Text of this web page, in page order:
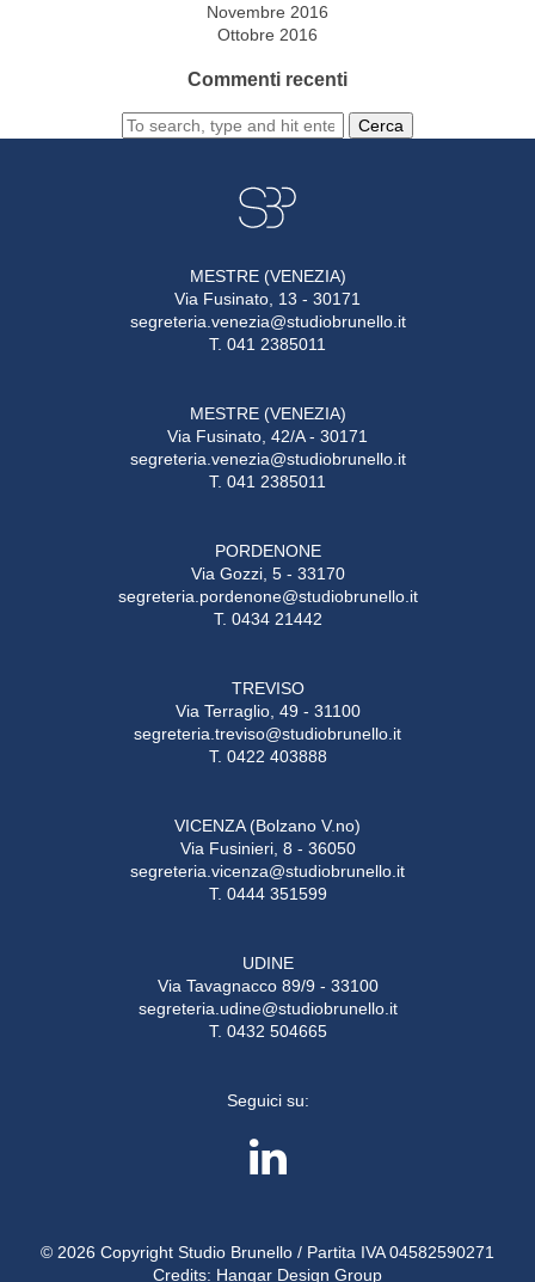
Novembre 2016
Ottobre 2016
Commenti recenti
Cerca
MESTRE (VENEZIA)
Via Fusinato, 13 - 30171
segreteria.venezia@studiobrunello.it
T. 041 2385011
MESTRE (VENEZIA)
Via Fusinato, 42/A - 30171
segreteria.venezia@studiobrunello.it
T. 041 2385011
PORDENONE
Via Gozzi, 5 - 33170
segreteria.pordenone@studiobrunello.it
T. 0434 21442
TREVISO
Via Terraglio, 49 - 31100
segreteria.treviso@studiobrunello.it
T. 0422 403888
VICENZA (Bolzano V.no)
Via Fusinieri, 8 - 36050
segreteria.vicenza@studiobrunello.it
T. 0444 351599
UDINE
Via Tavagnacco 89/9 - 33100
segreteria.udine@studiobrunello.it
T. 0432 504665
Seguici su:
© 2026 Copyright Studio Brunello / Partita IVA 04582590271
Credits: Hangar Design Group